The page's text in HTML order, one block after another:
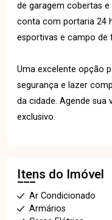
de garagem cobertas
conta com portaria 24
esportivas e campo de
Uma excelente opção
segurança e lazer
da cidade. Agende sua
exclusivo.
Itens do Imóvel
Ar Condicionado
Armários